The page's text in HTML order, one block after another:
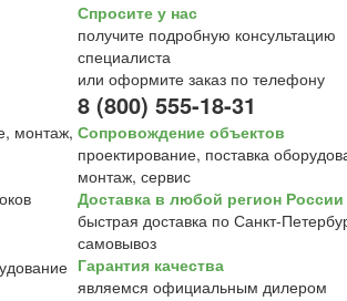
Спросите у нас
получите подробную консультацию
специалиста
или оформите заказ по телефону
8 (800) 555-18-31
Сопровождение объектов
проектирование, поставка
монтаж, сервис
Доставка в любой регион России
быстрая доставка по Санкт-
самовывоз
Гарантия качества
являемся официальным дилером